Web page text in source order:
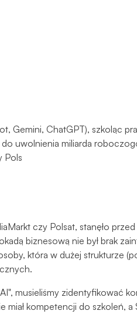
Gemini, ChatGPT), szkoląc
uwolnienia miliarda
Pols
czy Polsat, stanęło
biznesową nie był brak
która w dużej strukturze
musieliśmy zidentyfikować
miał kompetencji do szkoleń, a